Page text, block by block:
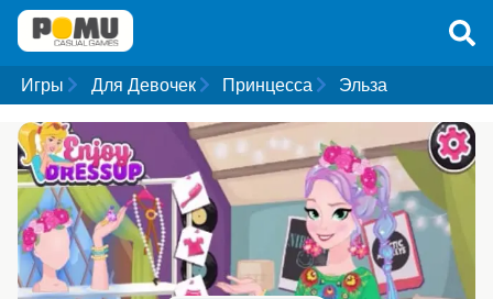
Игры Для Девочек Принцесса Эльза